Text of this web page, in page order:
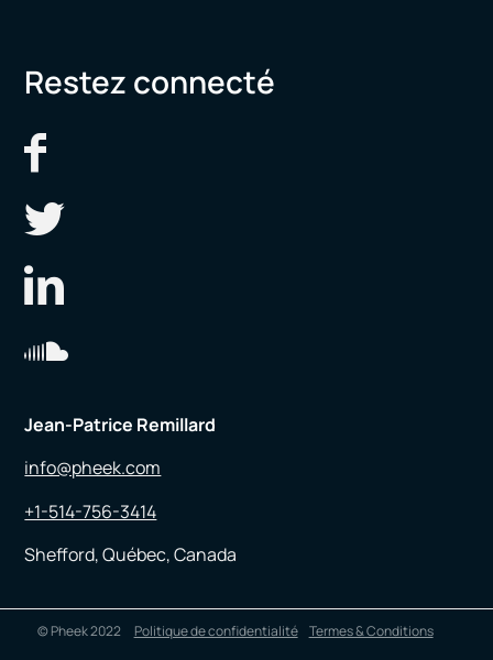
Restez connecté
Jean-Patrice Remillard
info@pheek.com
+1-514-756-3414
Shefford, Québec, Canada
© Pheek 2022 Politique de confidentialité Termes & Conditions